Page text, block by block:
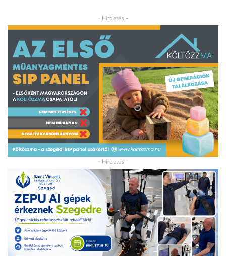
- Hirdetés -
- Hirdetés -